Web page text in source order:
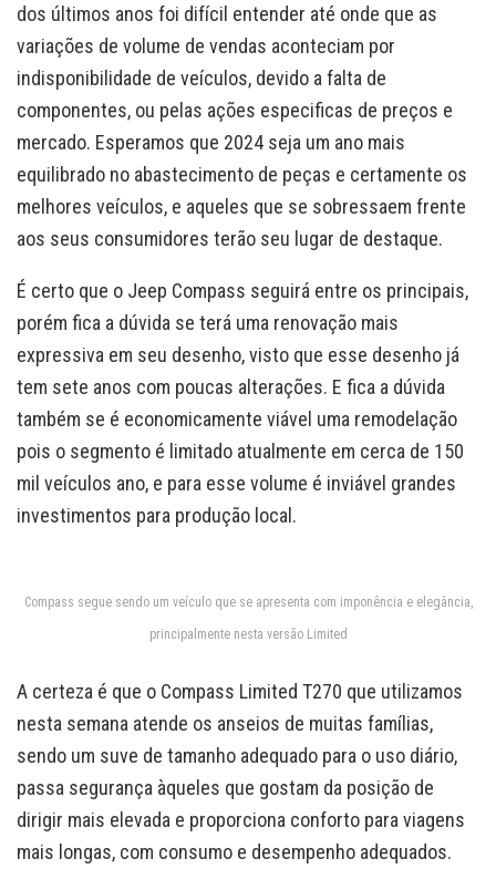
dos últimos anos foi difícil entender até onde que as
variações de volume de vendas aconteciam por
indisponibilidade de veículos, devido a falta de
componentes, ou pelas ações especificas de preços e
mercado. Esperamos que 2024 seja um ano mais
equilibrado no abastecimento de peças e certamente os
melhores veículos, e aqueles que se sobressaem frente
aos seus consumidores terão seu lugar de destaque.
É certo que o Jeep Compass seguirá entre os principais,
porém fica a dúvida se terá uma renovação mais
expressiva em seu desenho, visto que esse desenho já
tem sete anos com poucas alterações. E fica a dúvida
também se é economicamente viável uma remodelação
pois o segmento é limitado atualmente em cerca de 150
mil veículos ano, e para esse volume é inviável grandes
investimentos para produção local.
Compass segue sendo um veículo que se apresenta com imponência e elegância,
principalmente nesta versão Limited
A certeza é que o Compass Limited T270 que utilizamos
nesta semana atende os anseios de muitas famílias,
sendo um suve de tamanho adequado para o uso diário,
passa segurança àqueles que gostam da posição de
dirigir mais elevada e proporciona conforto para viagens
mais longas, com consumo e desempenho adequados.